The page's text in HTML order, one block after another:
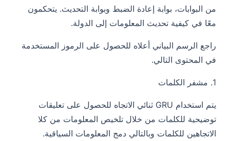
من البوابات، بوابة إعادة الضبط وبوابة التحديث. يتحكمون
معًا في كيفية تحديث المعلومات إلى الدولة.
راجع الرسم البياني أعلاه للحصول على الرموز المستخدمة
في المحتوى التالي.
1. مشفر الكلمات
يتم استخدام GRU ثنائي الاتجاه للحصول على تعليقات
توضيحية للكلمات من خلال تلخيص المعلومات من كلا
الاتجاهين للكلمات وبالتالي دمج المعلومات السياقية.